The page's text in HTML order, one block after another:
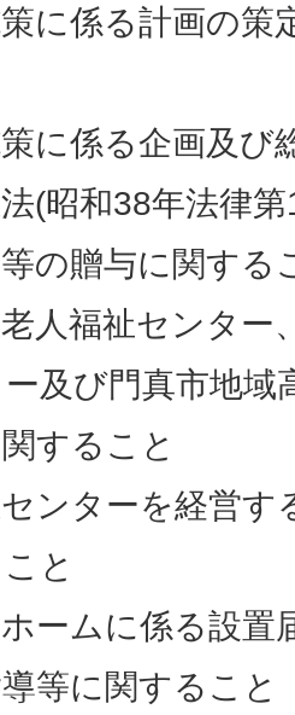
に係る計画の策
に係る企画及び
(昭和38年法律
の贈与に関する
人福祉センター
及び門真市地域
すること
ンターを経営す
と
ームに係る設置
等に関すること